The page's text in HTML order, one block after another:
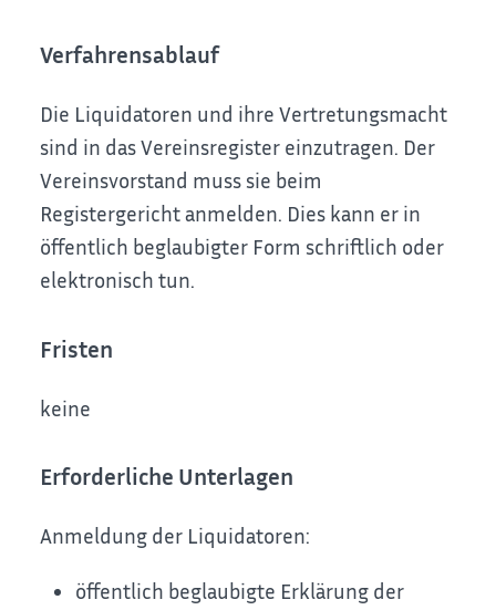
Verfahrensablauf
Die Liquidatoren und ihre Vertretungsmacht
sind in das Vereinsregister einzutragen. Der
Vereinsvorstand muss sie beim
Registergericht anmelden. Dies kann er in
öffentlich beglaubigter Form schriftlich oder
elektronisch tun.
Fristen
keine
Erforderliche Unterlagen
Anmeldung der Liquidatoren:
öffentlich beglaubigte Erklärung der